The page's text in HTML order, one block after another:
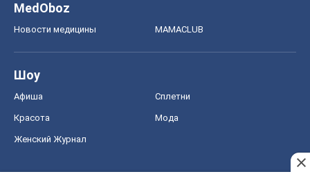
MedOboz
Новости медицины MAMACLUB
Шоу
Афиша Сплетни
Красота Мода
Женский Журнал